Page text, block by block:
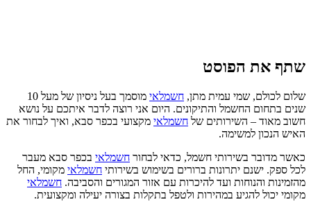
שתף את הפוסט
שלום לכולם, שמי עמית מתן, חשמלאי
מוסמך בעל ניסיון של מעל 10
שנים בתחום החשמל והתיקונים. היום אני רוצה לדבר איתכם על נושא
חשוב מאוד – השירותים של חשמלאי מקצועי בכפר סבא, ואיך לבחור את
האיש הנכון למשימה.
כאשר מדובר בשירותי חשמל, כדאי לבחור חשמלאי בכפר סבא מעבר
לכל ספק. ישנם יתרונות ברורים בשימוש בשירותי חשמלאי מקומי, החל
מהזמינות והנוחות ועד להיכרות עם אזור המגורים והסביבה. חשמלאי
מקומי יכול להגיע במהירות ולטפל בתקלות בצורה יעילה ומקצועית.